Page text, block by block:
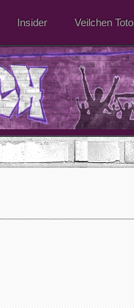
Insider Veilchen Toto